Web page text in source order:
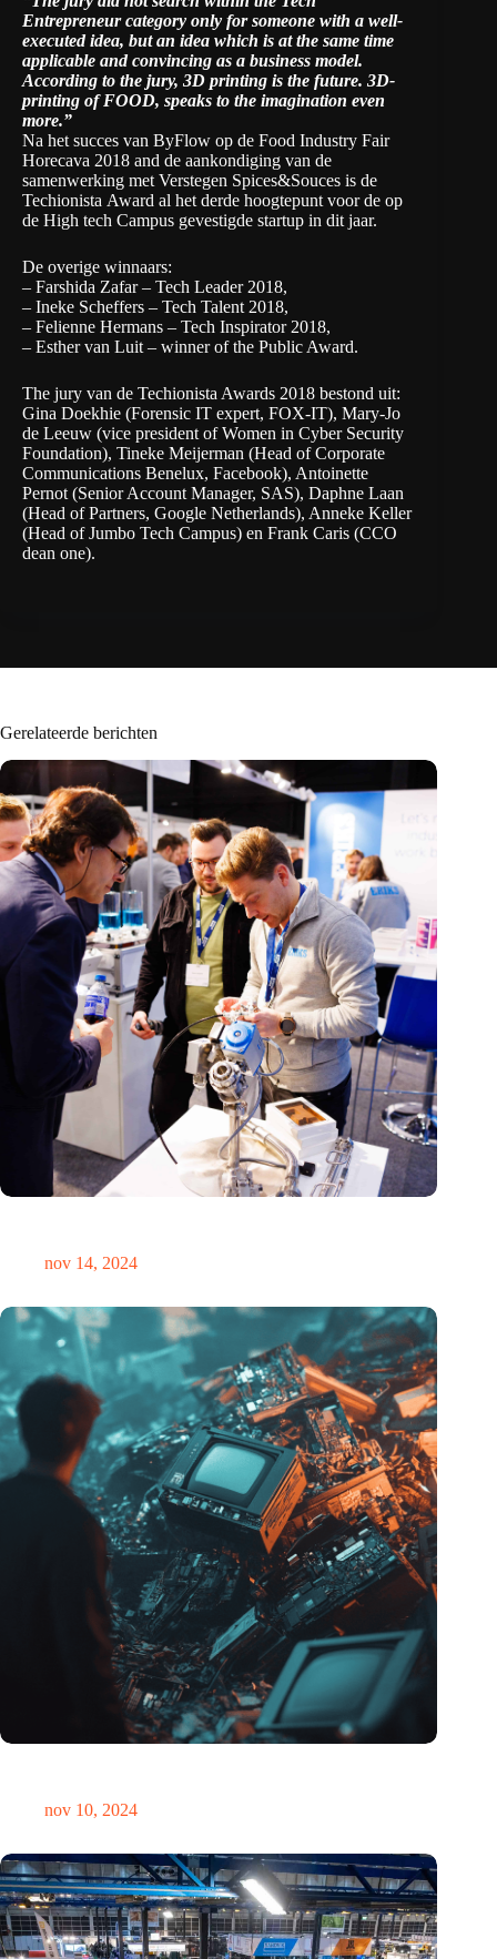
Entrepreneur category only for someone with a well-
executed idea, but an idea which is at the same time
applicable and convincing as a business model.
According to the jury, 3D printing is the future. 3D-
printing of FOOD, speaks to the imagination even
more.”
Na het succes van ByFlow op de Food Industry Fair
Horecava 2018 and de aankondiging van de
samenwerking met Verstegen Spices&Souces is de
Techionista Award al het derde hoogtepunt voor de op
de High tech Campus gevestigde startup in dit jaar.
De overige winnaars:
– Farshida Zafar – Tech Leader 2018,
– Ineke Scheffers – Tech Talent 2018,
– Felienne Hermans – Tech Inspirator 2018,
– Esther van Luit – winner of the Public Award.
The jury van de Techionista Awards 2018 bestond uit:
Gina Doekhie (Forensic IT expert, FOX-IT), Mary-Jo
de Leeuw (vice president of Women in Cyber Security
Foundation), Tineke Meijerman (Head of Corporate
Communications Benelux, Facebook), Antoinette
Pernot (Senior Account Manager, SAS), Daphne Laan
(Head of Partners, Google Netherlands), Anneke Keller
(Head of Jumbo Tech Campus) en Frank Caris (CCO
dean one).
Gerelateerde berichten
nov 14, 2024
nov 10, 2024